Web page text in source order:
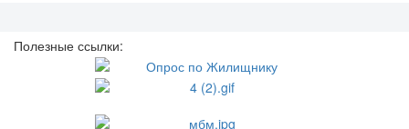
Полезные ссылки: